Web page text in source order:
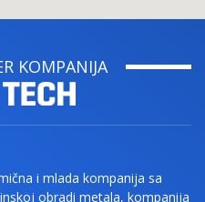
KOMPANIJA
i mlada kompanija sa
obradi metala, kompanija